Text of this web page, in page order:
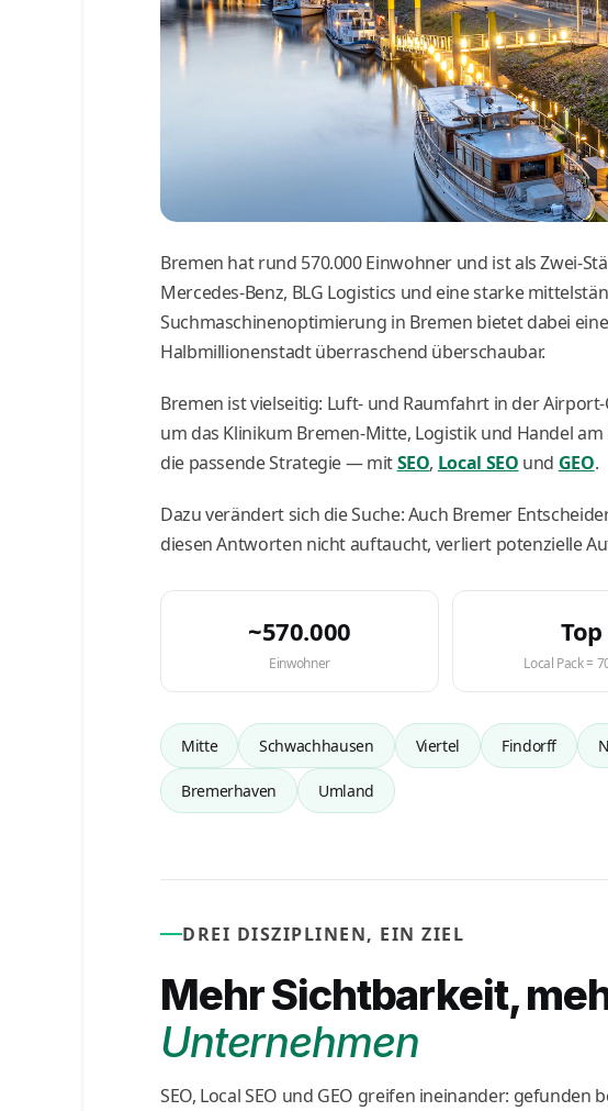
Bremen hat rund 570.000 Einwohner und ist als Zwei-
Mercedes-Benz, BLG Logistics und eine starke
Suchmaschinenoptimierung in Bremen bietet dabei
Halbmillionenstadt überraschend überschaubar.
Bremen ist vielseitig: Luft- und Raumfahrt in der Airport-
um das Klinikum Bremen-Mitte, Logistik und Handel
die passende Strategie — mitSEO, Local SEO und GEO.
Dazu verändert sich die Suche: Auch Bremer
diesen Antworten nicht auftaucht, verliert potenzielle
~570.000
Einwohner
Top
Local Pack =
Mitte Schwachhausen Viertel Findorff
Bremerhaven Umland
DREI DISZIPLINEN, EIN ZIEL
Mehr Sichtbarkeit,
Unternehmen
SEO, Local SEO und GEO greifen ineinander: